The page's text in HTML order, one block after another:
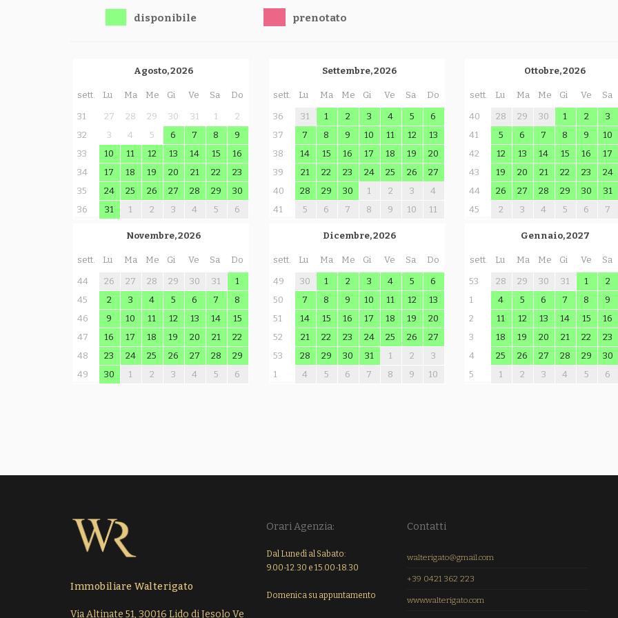
disponibile prenotato
Agosto, 2026
sett. Lu Ma Me Gi Ve Sa Do
31 27 28 29 30 31 1
2
32
3 4 5 6 7 8
9
33
10 11 12 13 14 15
16
34
17 18 19 20 21 22
23
35
24 25 26 27 28 29
30
36
31 1 2 3 4 5 6
Settembre, 2026
sett. Lu Ma Me Gi Ve Sa Do
36 31 1 2 3 4 5
6
37
7 8 9 10 11 12
13
38
14 15 16 17 18 19
20
39
21 22 23 24 25 26
27
40
28 29 30 1 2 3
4
41
5 6 7 8 9 10 11
Ottobre, 2026
sett. Lu Ma Me Gi Ve Sa
40 28 29 30 1 2 3
41
5 6 7 8 9 10
42
12 13 14 15 16 17
43
19 20 21 22 23 24
44
26 27 28 29 30 31
45
2 3 4 5 6 7
Novembre, 2026
sett. Lu Ma Me Gi Ve Sa Do
44 26 27 28 29 30 31
1
45
2 3 4 5 6 7
8
46
9 10 11 12 13 14
15
47
16 17 18 19 20 21
22
48
23 24 25 26 27 28
29
49
30 1 2 3 4 5 6
Dicembre, 2026
sett. Lu Ma Me Gi Ve Sa Do
49 30 1 2 3 4 5
6
50
7 8 9 10 11 12
13
51
14 15 16 17 18 19
20
52
21 22 23 24 25 26
27
53
28 29 30 31 1 2
3
1
4 5 6 7 8 9 10
Gennaio, 2027
sett. Lu Ma Me Gi Ve Sa
53 28 29 30 31 1 2
1
4 5 6 7 8 9
2
11 12 13 14 15 16
3
18 19 20 21 22 23
4
25 26 27 28 29 30
5
1 2 3 4 5 6
Immobiliare Walterigato
Via Altinate 51, 30016 Lido di Jesolo Ve
Orari Agenzia:
Dal Lunedì al Sabato:
9.00-12.30 e 15.00-18.30
Domenica su appuntamento
Contatti
walterigato@gmail.com
+39 0421 362 223
www.walterigato.com